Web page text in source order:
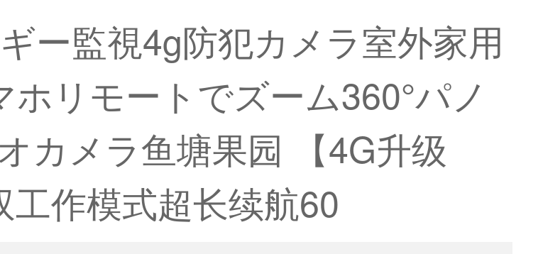
ー監視4g防犯カメラ室外家用
リモートでズーム360°パノ
カメラ鱼塘果园 【4G升级
作模式超长续航60